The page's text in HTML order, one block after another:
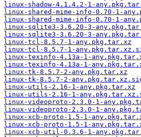
linux-shadow-4.1.4.2-1-
linux-shared-mime-info-0.70-1-
linux-shared-mime-info-0.70-1-
linux-sqlite3-3.6.20-3-
linux-sqlite3-3.6.20-3-
linux-tcl-8.5.7-1-any.pkg.tar.xz
linux-tcl-8.5.7-1-
linux-texinfo-4.13a-1-
linux-texinfo-4.13a-1-
linux-tk-8.5.7-2-any.pkg.tar.xz
linux-tk-8.5.7-2-
linux-utils-2.16-1-any.pkg.tar.xz
linux-utils-2.16-1-
linux-videoproto-2.3.0-1-
linux-videoproto-2.3.0-1-
linux-xcb-proto-1.5-1-
linux-xcb-proto-1.5-1-
linux-xcb-util-0.3.6-1-